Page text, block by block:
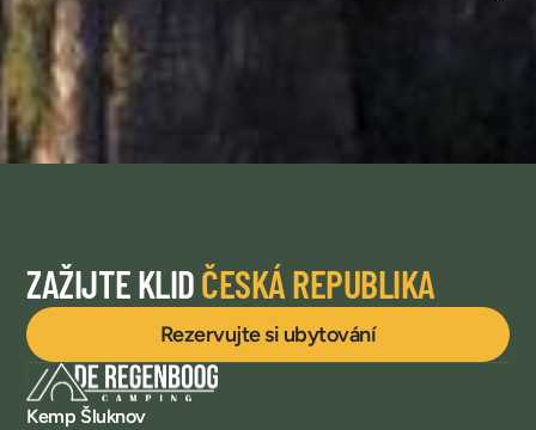
ZAŽIJTE KLIDČESKÁ REPUBLIKA
Rezervujte si ubytování
Kemp Šluknov